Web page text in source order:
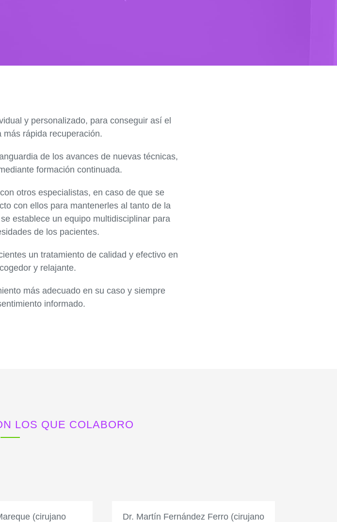
y personalizado, para conseguir así el
más rápida recuperación.
de los avances de nuevas técnicas,
formación continuada.
otros especialistas, en caso de que se
con ellos para mantenerles al tanto de la
establece un equipo multidisciplinarpara
de los pacientes.
un tratamiento de calidad y efectivo en
y relajante.
más adecuado en su caso y siempre
informado.
LOS QUE COLABORO
(cirujano
Dr. Martín Fernández Ferro (cirujano